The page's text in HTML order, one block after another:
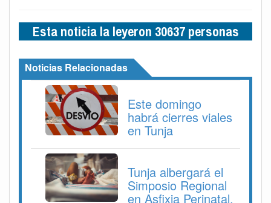
Esta noticia la leyeron 30637 personas
Noticias Relacionadas
Este domingo
habrá cierres viales
en Tunja
Tunja albergará el
Simposio Regional
en Asfixia Perinatal,